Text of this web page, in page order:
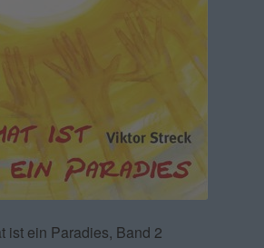
ist ein Paradies, Band 2